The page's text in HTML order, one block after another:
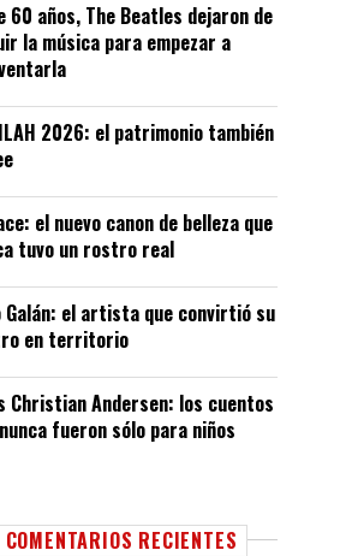
60 años, The Beatles dejaron de
la música para empezar a
2026: el patrimonio también
el nuevo canon de belleza que
tuvo un rostro real
Galán: el artista que convirtió su
en territorio
Christian Andersen: los cuentos
fueron sólo para niños
COMENTARIOS RECIENTES